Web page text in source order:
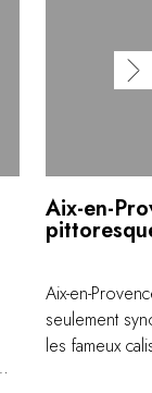
Aix-en-
Aix-en-
seulement
les fameux